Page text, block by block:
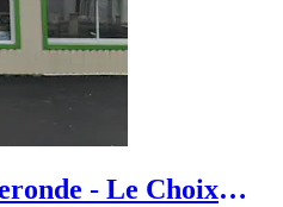
- Le Choix